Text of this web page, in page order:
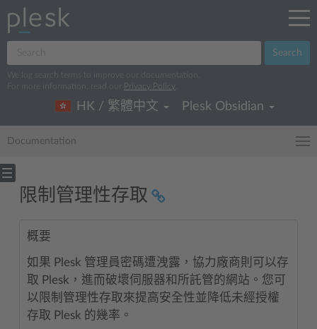
Search
We log search terms to improve our documentation.
For more information, read our
Privacy Policy
HK / 繁體中文 Plesk Obsidian
Documentation
限制管理性存取
概要
如果 Plesk 管理員密碼遭洩露，協力廠商則可以存
取 Plesk，進而破壞伺服器和所託管的網站。您可
以限制管理性存取來提高安全性並降低未經授權
存取 Plesk 的幾率。